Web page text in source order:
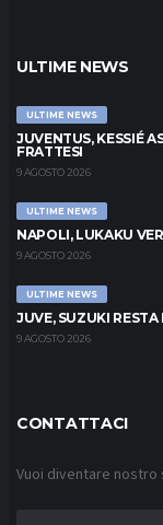
ULTIME NEWS
ULTIME NEWS
JUVENTUS, KESSIÉ
FRATTESI
9 AGOSTO 2026
ULTIME NEWS
NAPOLI, LUKAKU
9 AGOSTO 2026
ULTIME NEWS
JUVE, SUZUKI RESTA
9 AGOSTO 2026
CONTATTACI
Vuoi diventare nostro